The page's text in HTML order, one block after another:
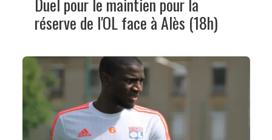
Duel pour le maintien pour la
réserve de l'OL face à Alès (18h)